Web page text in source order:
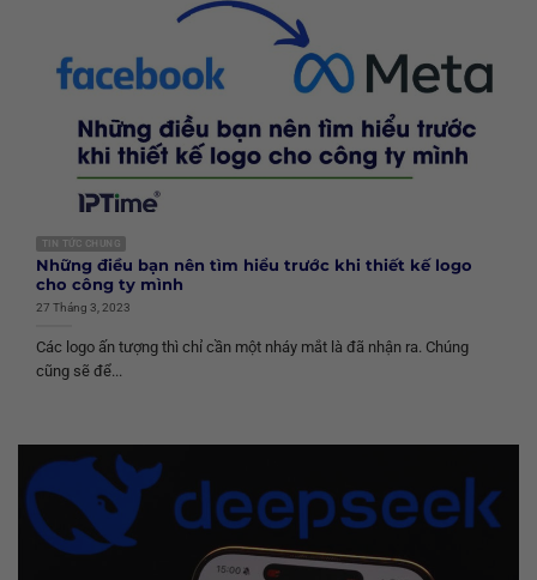
TIN TỨC CHUNG
Những điều bạn nên tìm hiểu trước khi thiết kế logo
cho công ty mình
27 Tháng 3, 2023
Các logo ấn tượng thì chỉ cần một nháy mắt là đã nhận ra. Chúng
cũng sẽ để...